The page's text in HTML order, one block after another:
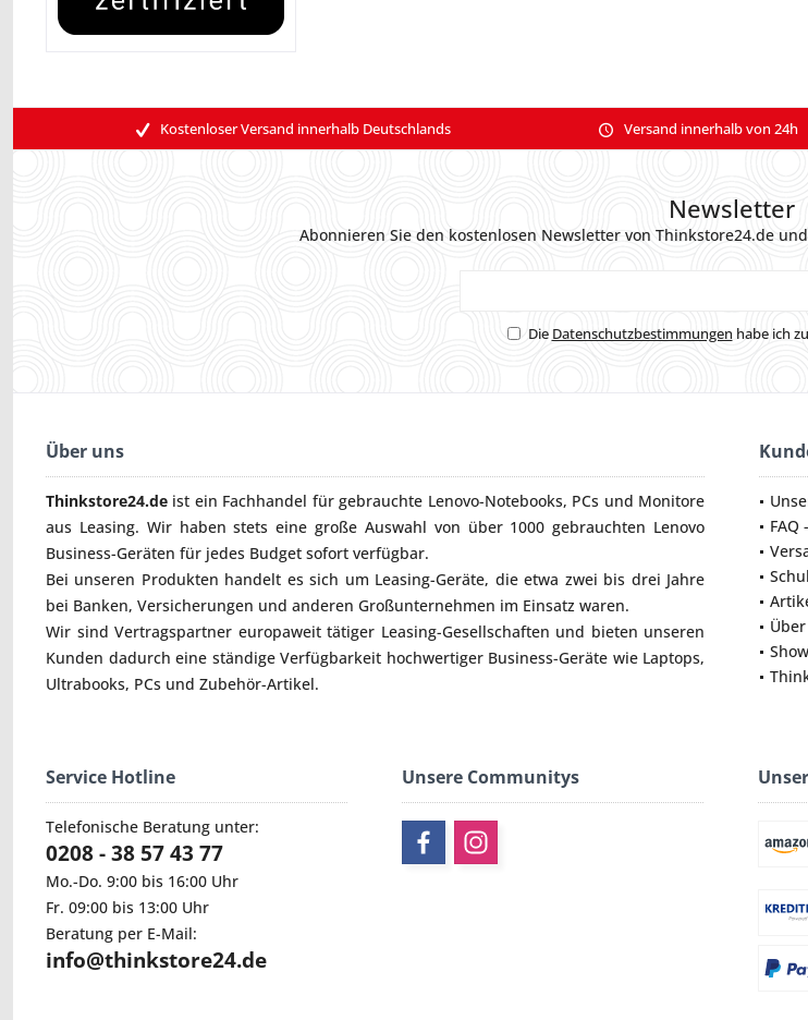
Kostenloser Versand innerhalb Deutschlands Versand innerhalb von 24h
Newsletter
Abonnieren Sie den kostenlosen Newsletter von Thinkstore24.de
Die Datenschutzbestimmungen habe ich
Über uns
Thinkstore24.de ist ein Fachhandel für gebrauchte Lenovo-Notebooks, PCs und Monitore
aus Leasing. Wir haben stets eine große Auswahl von über 1000 gebrauchten Lenovo
Business-Geräten für jedes Budget sofort verfügbar.
Bei unseren Produkten handelt es sich um Leasing-Geräte, die etwa zwei bis drei Jahre
bei Banken, Versicherungen und anderen Großunternehmen im Einsatz waren.
Wir sind Vertragspartner europaweit tätiger Leasing-Gesellschaften und bieten unseren
Kunden dadurch eine ständige Verfügbarkeit hochwertiger Business-Geräte wie Laptops,
Ultrabooks, PCs und Zubehör-Artikel.
FAQ
Service Hotline
Telefonische Beratung unter:
0208 - 38 57 43 77
Mo.-Do. 9:00 bis 16:00 Uhr
Fr. 09:00 bis 13:00 Uhr
Beratung per E-Mail:
info@thinkstore24.de
Unsere Communitys